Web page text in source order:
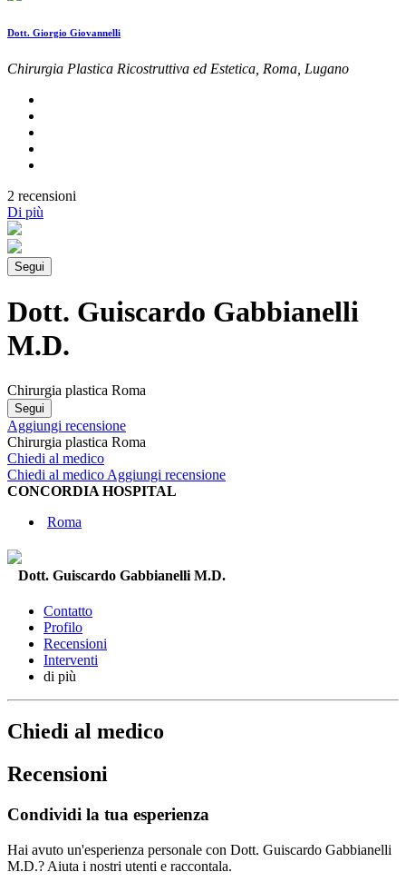
Dott. Giorgio Giovannelli
Chirurgia Plastica Ricostruttiva ed Estetica, Roma, Lugano
2 recensioni
Di più
Segui
Dott. Guiscardo Gabbianelli
M.D.
Chirurgia plastica Roma
Segui
Aggiungi recensione
Chirurgia plastica Roma
Chiedi al medico
Chiedi al medico Aggiungi recensione
CONCORDIA HOSPITAL
Roma
Dott. Guiscardo Gabbianelli M.D.
Contatto
Profilo
Recensioni
Interventi
di più
Chiedi al medico
Recensioni
Condividi la tua esperienza
Hai avuto un'esperienza personale con Dott. Guiscardo Gabbianelli
M.D.? Aiuta i nostri utenti e raccontala.